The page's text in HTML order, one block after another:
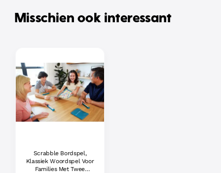
Misschien ook interessant
Scrabble Bordspel,
Klassiek Woordspel Voor
Families Met Twee